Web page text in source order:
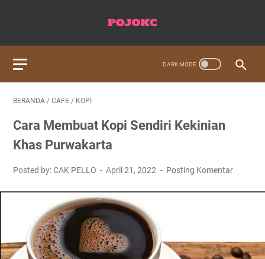
BERANDA / CAFE / KOPI
Cara Membuat Kopi Sendiri Kekinian
Khas Purwakarta
Posted by: CAK PELLO April 21, 2022 Posting Komentar